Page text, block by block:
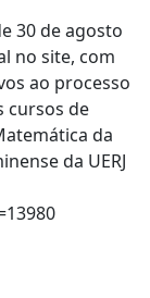
30 de agosto
no site, com
ao processo
cursos de
da
da UERJ